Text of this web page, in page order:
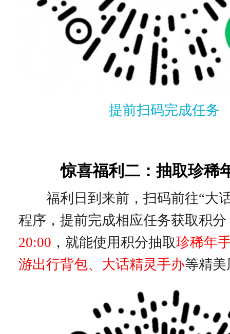
提前扫码完成任务
惊喜福利二：抽取珍稀
福利日到来前，扫码前往“大
程序，提前完成相应任务获取积分
20:00 ，就能使用积分抽取珍稀年
游出行背包、大话精灵手办等精